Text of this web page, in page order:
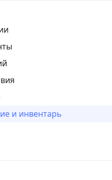
и инвентарь